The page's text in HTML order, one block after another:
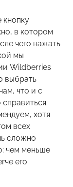
кнопку
в котором
чего нажать
мы
Wildberries
выбрать
что и с
хотя
всех
сложно
чем меньше
его